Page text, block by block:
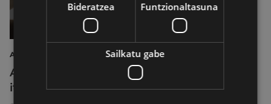
AIRE LIBREKO ZINEMA
Aire libreko abuztuko zinema Untzagara
itzuliko da lau proiekziorekin
Bideratzea Funtzionaltasuna
Sailkatu gabe